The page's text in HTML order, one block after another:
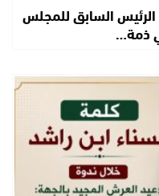
السابق للمجلس
ذمة…